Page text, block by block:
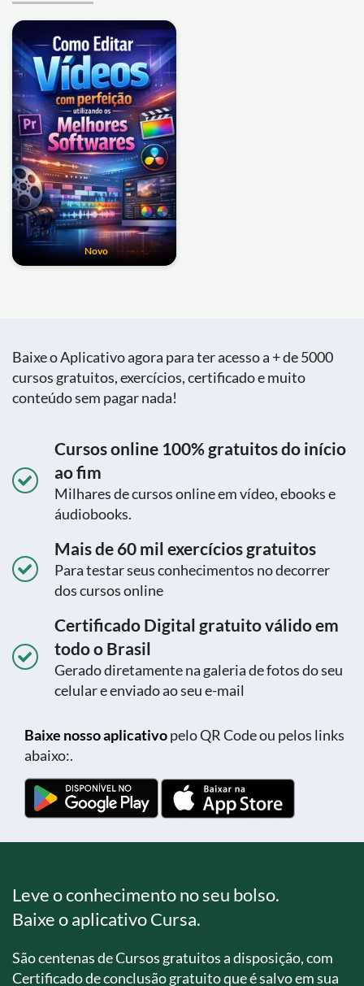
Novo
Baixe o Aplicativo agora para ter acesso a + de 5000
cursos gratuitos, exercícios, certificado e muito
conteúdo sem pagar nada!
Cursos online 100% gratuitos do início
ao fim
Milhares de cursos online em vídeo, ebooks e
áudiobooks.
Mais de 60 mil exercícios gratuitos
Para testar seus conhecimentos no decorrer
dos cursos online
Certificado Digital gratuito válido em
todo o Brasil
Gerado diretamente na galeria de fotos do seu
celular e enviado ao seu e-mail
Baixe nosso aplicativopelo QR Code ou pelos links
abaixo:.
Leve o conhecimento no seu bolso.
Baixe o aplicativo Cursa.
São centenas de Cursos gratuitos a disposição, com
Certificado de conclusão gratuito que é salvo em sua